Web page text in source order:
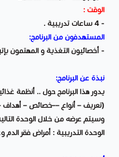
الوقت :
- 4 ساعات تدريبية .
المستهدفون من البرنامج:
- أخصائيون التغذية و المهتمون
نبذة عن البرنامج:
يدور هذا البرنامج حول .. أنظمة
(تعريف – أنواع ––خصائص – أهداف
وسيتم عرضه من خلال الوحدة
الوحدة التدريبية : أمراض فقر الدم